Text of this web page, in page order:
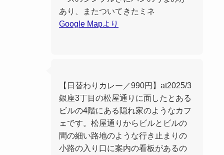
あり、またついてきたミネ
Google Mapより
【日替わりカレー／990円】at2025/3
銀座3丁目の松屋通りに面したとある
ビルの4階にある隠れ家のようなカフ
ェです。松屋通りからビルとビルの
間の細い路地のような行き止まりの
小路の入り口に案内の看板があるの